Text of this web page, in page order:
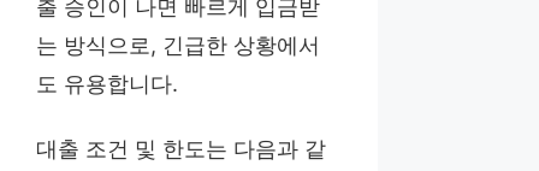
출 승인이 나면 빠르게 입금받
는 방식으로, 긴급한 상황에서
도 유용합니다.
대출 조건 및 한도는 다음과 같